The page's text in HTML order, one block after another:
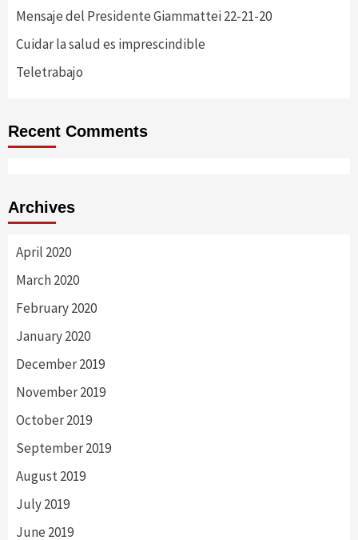
Mensaje del Presidente Giammattei 22-21-20
Cuidar la salud es imprescindible
Teletrabajo
Recent Comments
Archives
April 2020
March 2020
February 2020
January 2020
December 2019
November 2019
October 2019
September 2019
August 2019
July 2019
June 2019